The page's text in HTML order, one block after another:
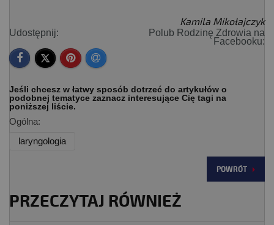
Kamila Mikołajczyk
Udostępnij:
Polub Rodzinę Zdrowia na
Facebooku:
Jeśli chcesz w łatwy sposób dotrzeć do artykułów o
podobnej tematyce zaznacz interesujące Cię tagi na
poniższej liście.
Ogólna:
laryngologia
POWRÓT
PRZECZYTAJ RÓWNIEŻ